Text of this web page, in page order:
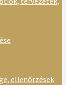
ellenőrzések